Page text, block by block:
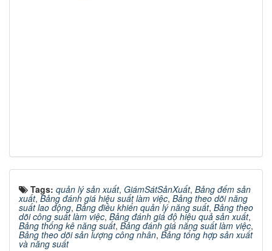
Tags: quản lý sản xuất, GiámSátSảnXuất, Bảng đếm sản
xuất, Bảng đánh giá hiệu suất làm việc, Bảng theo dõi năng
suất lao động, Bảng điều khiển quản lý năng suất, Bảng theo
dõi công suất làm việc, Bảng đánh giá độ hiệu quả sản xuất,
Bảng thống kê năng suất, Bảng đánh giá năng suất làm việc,
Bảng theo dõi sản lượng công nhân, Bảng tổng hợp sản xuất
và năng suất